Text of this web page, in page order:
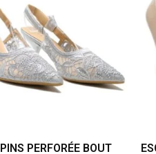
PERFORÉE BOUT